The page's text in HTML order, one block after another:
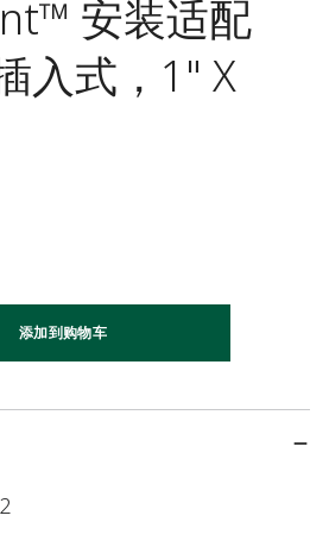
安装适配
入式，1" X
添加到购物车